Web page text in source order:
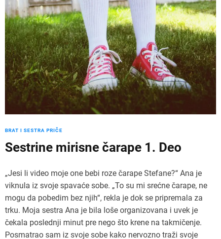
BRAT I SESTRA PRIČE
Sestrine mirisne čarape 1. Deo
„Jesi li video moje one bebi roze čarape Stefane?“ Ana je
viknula iz svoje spavaće sobe. „To su mi srećne čarape, ne
mogu da pobedim bez njih“, rekla je dok se pripremala za
trku. Moja sestra Ana je bila loše organizovana i uvek je
čekala poslednji minut pre nego što krene na takmičenje.
Posmatrao sam iz svoje sobe kako nervozno traži svoje